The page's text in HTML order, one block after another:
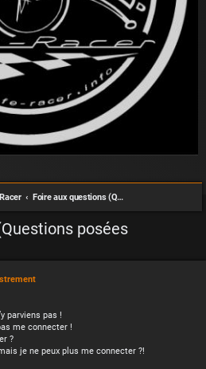
Foire aux questions (Questions posées fréquemment)
posées
parviens pas !
me connecter !
?
je ne peux plus me connecter ?!